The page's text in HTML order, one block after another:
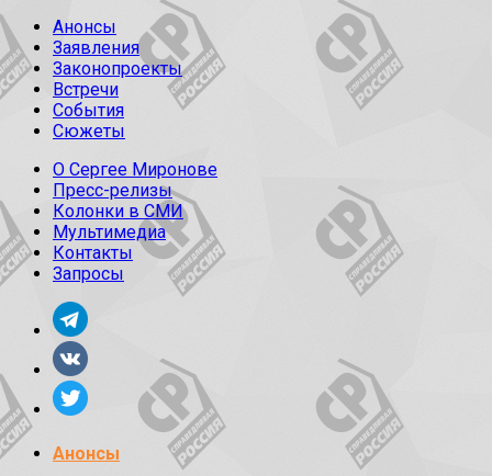
Анонсы
Заявления
Законопроекты
Встречи
События
Сюжеты
О Сергее Миронове
Пресс-релизы
Колонки в СМИ
Мультимедиа
Контакты
Запросы
Анонсы